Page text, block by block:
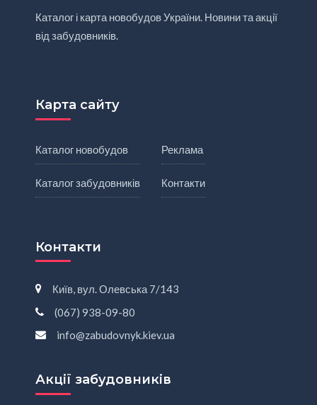
Каталог і карта новобудов України. Новини та акції
від забудовників.
Карта сайту
Каталог новобудов
Каталог забудовників
Реклама
Контакти
Контакти
Київ, вул. Олевська 7/143
(067) 938-09-80
info@zabudovnyk.kiev.ua
Акції забудовників